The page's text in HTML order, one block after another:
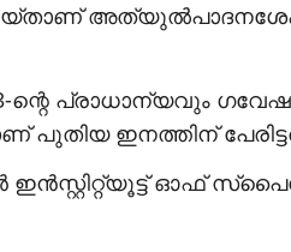
ചെയ്താണ്
ന്റെ പ്രാധാന്യവും
പുതിയ ഇനത്തിന്
ഓഫ്